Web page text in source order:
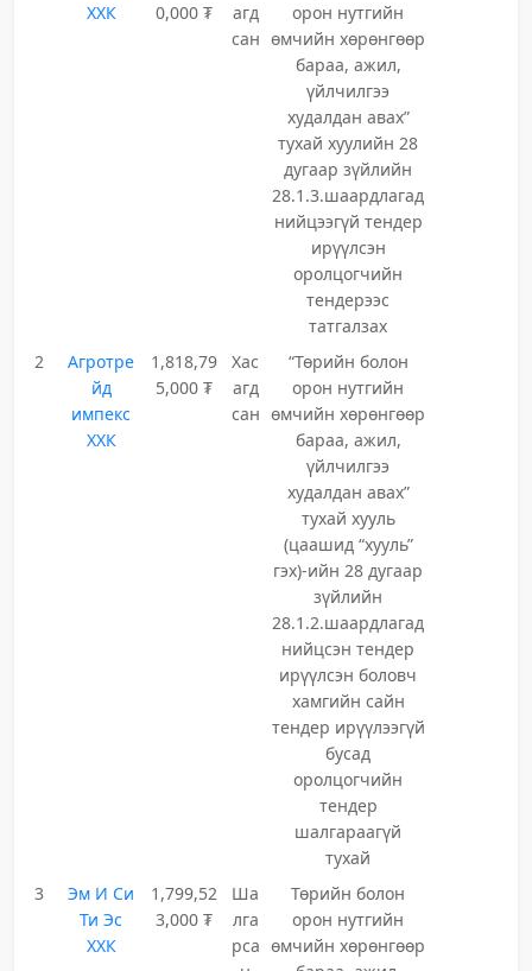
ХХК
0,000 ₮
агд
сан
орон нутгийн
өмчийн хөрөнгөөр
бараа, ажил,
үйлчилгээ
худалдан авах”
тухай хуулийн 28
дугаар зүйлийн
28.1.3.шаардлагад
нийцээгүй тендер
ирүүлсэн
оролцогчийн
тендерээс
татгалзах
2
Агротре
йд
импекс
ХХК
1,818,79
5,000 ₮
Хас
агд
сан
“Төрийн болон
орон нутгийн
өмчийн хөрөнгөөр
бараа, ажил,
үйлчилгээ
худалдан авах”
тухай хууль
(цаашид “хууль”
гэх)-ийн 28 дугаар
зүйлийн
28.1.2.шаардлагад
нийцсэн тендер
ирүүлсэн боловч
хамгийн сайн
тендер ирүүлээгүй
бусад
оролцогчийн
тендер
шалгараагүй
тухай
3
Эм И Си
Ти Эс
ХХК
1,799,52
3,000 ₮
Ша
лга
рса
Төрийн болон
орон нутгийн
өмчийн хөрөнгөөр